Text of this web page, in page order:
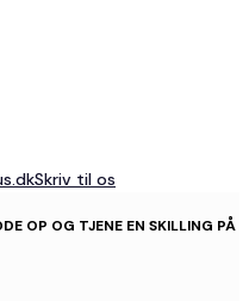
Skriv til os
OP OG TJENE EN SKILLING PÅ